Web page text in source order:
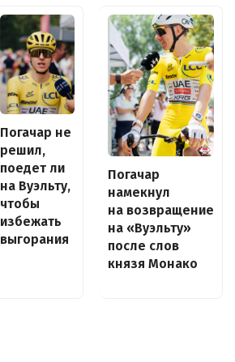
Погачар не
решил,
поедет ли
на Вуэльту,
чтобы
избежать
выгорания
Погачар
намекнул
на возвращение
на «Вуэльту»
после слов
князя Монако